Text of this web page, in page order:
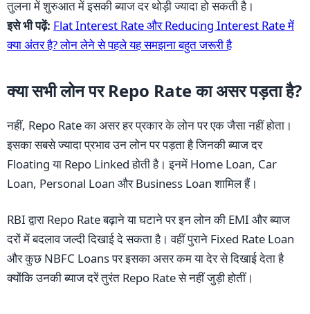
तुलना में शुरुआत में इसकी ब्याज दर थोड़ी ज्यादा हो सकती है।
इसे भी पढ़ें: Flat Interest Rate और Reducing Interest Rate में
क्या अंतर है? लोन लेने से पहले यह समझना बहुत जरूरी है
क्या सभी लोन पर Repo Rate का असर पड़ता है?
नहीं, Repo Rate का असर हर प्रकार के लोन पर एक जैसा नहीं होता।
इसका सबसे ज्यादा प्रभाव उन लोन पर पड़ता है जिनकी ब्याज दर
Floating या Repo Linked होती है। इनमें Home Loan, Car
Loan, Personal Loan और Business Loan शामिल हैं।
RBI द्वारा Repo Rate बढ़ाने या घटाने पर इन लोन की EMI और ब्याज
दरों में बदलाव जल्दी दिखाई दे सकता है। वहीं पुराने Fixed Rate Loan
और कुछ NBFC Loans पर इसका असर कम या देर से दिखाई देता है
क्योंकि उनकी ब्याज दरें तुरंत Repo Rate से नहीं जुड़ी होतीं।